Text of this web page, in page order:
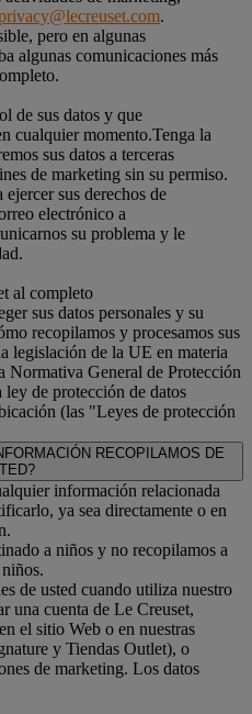
.
pero en algunas
algunas comunicaciones más
de sus datos y que
cualquier momento.Tenga la
sus datos a terceras
de marketing sin su permiso.
sus derechos de
electrónico a
su problema y le
al completo
sus datos personales y su
recopilamos y procesamos sus
legislación de la UE en materia
Normativa General de Protección
de protección de datos
(las "Leyes de protección
RECOPILAMOS DE
información relacionada
ya sea directamente o en
a niños y no recopilamos a
de usted cuando utiliza nuestro
una cuenta de Le Creuset,
el sitio Web o en nuestras
y Tiendas Outlet), o
de marketing. Los datos